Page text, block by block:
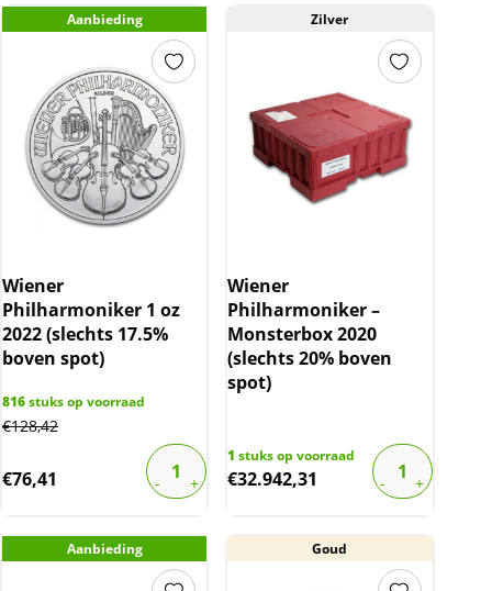
Aanbieding
Wiener
Philharmoniker 1 oz
2022 (slechts 17.5%
boven spot)
816stuks op voorraad
€128,42
€76,41
Zilver
Wiener
Philharmoniker –
Monsterbox 2020
(slechts 20% boven
spot)
1 stuks op voorraad
€32.942,31
Aanbieding Goud